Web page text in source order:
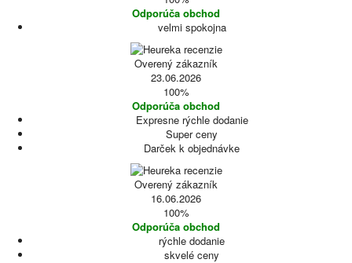
Odporúča obchod
velmi spokojna
Overený zákazník
23.06.2026
100%
Odporúča obchod
Expresne rýchle dodanie
Super ceny
Darček k objednávke
Overený zákazník
16.06.2026
100%
Odporúča obchod
rýchle dodanie
skvelé ceny